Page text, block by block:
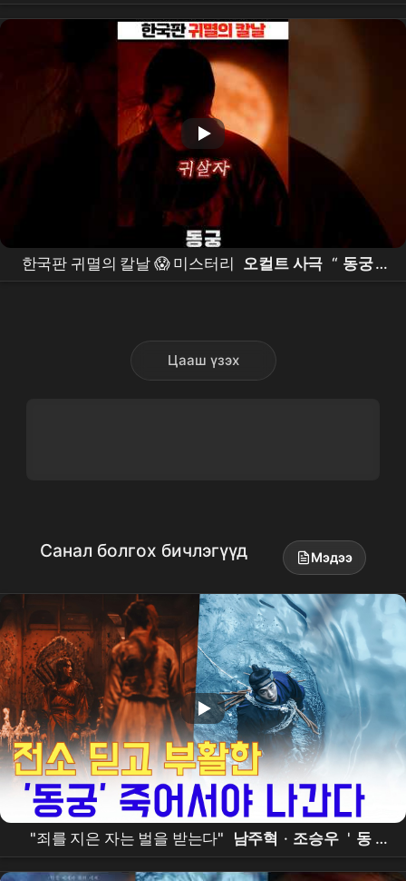
한국판 귀멸의 칼날 😱 미스터리 오컬트 사극 “ 동궁 ”
떴다!! # 동궁 #theeastpalace #netflixkr # 남주혁 #
Цааш үзэх
Санал болгох бичлэгүүд Мэдээ
"죄를 지은 자는 벌을 받는다" 남주혁 · 조승우 ' 동
궁 ', 전소 위기 이겨내고 7월 17일 공개